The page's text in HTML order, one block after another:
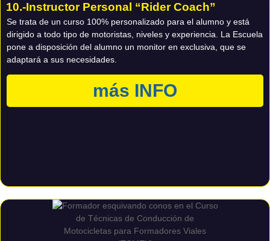
10.-Instructor Personal “Rider Coach”
Se trata de un curso 100% personalizado para el alumno y está
dirigido a todo tipo de motoristas, niveles y experiencia. La Escuela
pone a disposición del alumno un monitor en exclusiva, que se
adaptará a sus necesidades.
más INFO